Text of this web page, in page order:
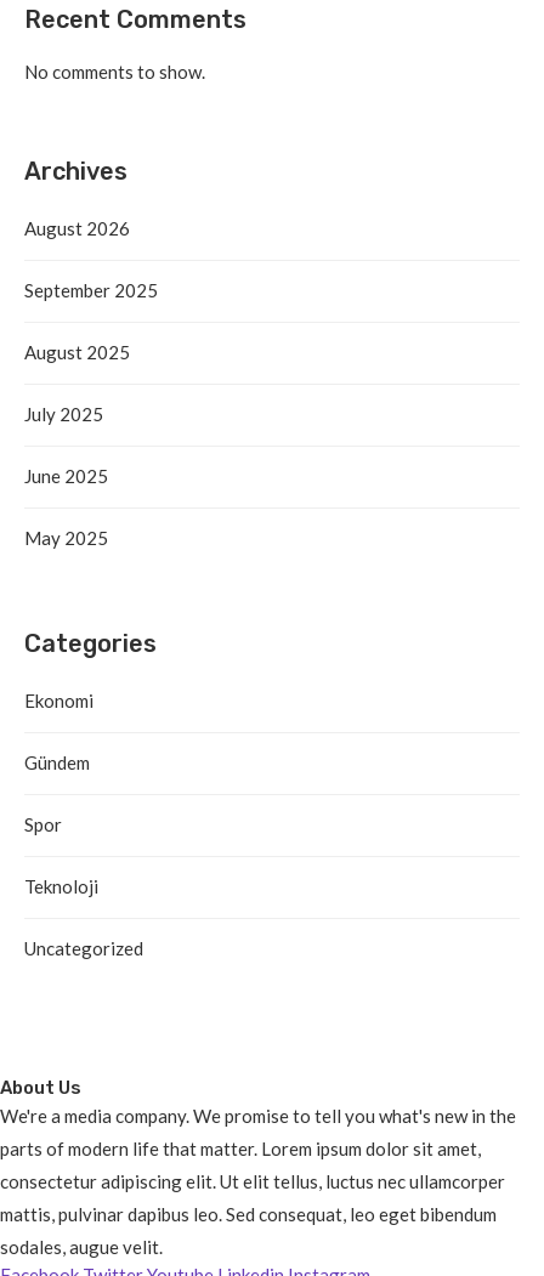
Recent Comments
No comments to show.
Archives
August 2026
September 2025
August 2025
July 2025
June 2025
May 2025
Categories
Ekonomi
Gündem
Spor
Teknoloji
Uncategorized
About Us
We're a media company. We promise to tell you what's new in the
parts of modern life that matter. Lorem ipsum dolor sit amet,
consectetur adipiscing elit. Ut elit tellus, luctus nec ullamcorper
mattis, pulvinar dapibus leo. Sed consequat, leo eget bibendum
sodales, augue velit.